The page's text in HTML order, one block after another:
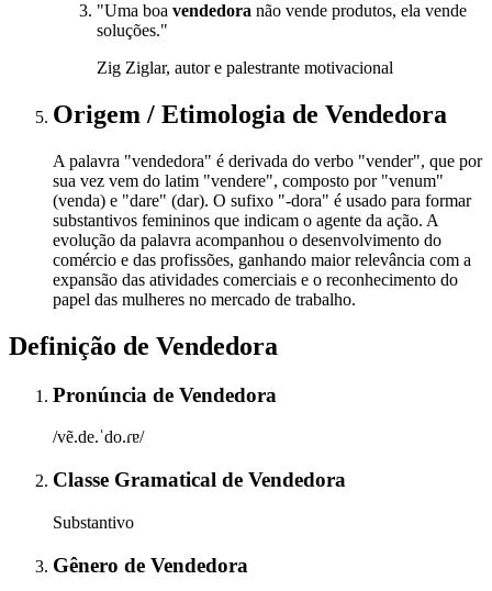
"Uma boa vendedora não vende produtos, ela vende
soluções."
Zig Ziglar, autor e palestrante motivacional
Origem / Etimologia de Vendedora
A palavra "vendedora" é derivada do verbo "vender", que por
sua vez vem do latim "vendere", composto por "venum"
(venda) e "dare" (dar). O sufixo "-dora" é usado para formar
substantivos femininos que indicam o agente da ação. A
evolução da palavra acompanhou o desenvolvimento do
comércio e das profissões, ganhando maior relevância com a
expansão das atividades comerciais e o reconhecimento do
papel das mulheres no mercado de trabalho.
Definição de Vendedora
Pronúncia de Vendedora
/vẽ.de.ˈdo.ɾɐ/
Classe Gramatical de Vendedora
Substantivo
Gênero de Vendedora